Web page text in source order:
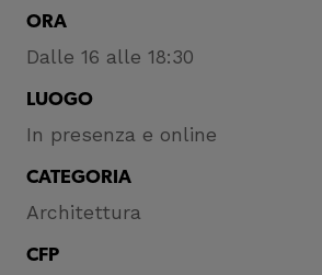
ORA
Dalle 16 alle 18:30
LUOGO
In presenza e online
CATEGORIA
Architettura
CFP